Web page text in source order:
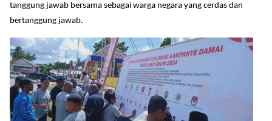
tanggung jawab bersama sebagai warga negara yang cerdas dan
bertanggung jawab.